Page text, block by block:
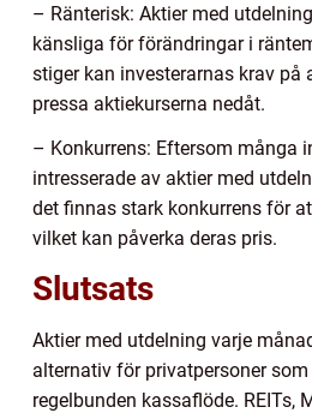
– Ränterisk: Aktier med
känsliga för förändringar i
stiger kan investerarnas krav på
pressa aktiekurserna nedåt.
– Konkurrens: Eftersom många
intresserade av aktier med
det finnas stark konkurrens för
vilket kan påverka deras pris.
Slutsats
Aktier med utdelning varje
alternativ för privatpersoner
regelbunden kassaflöde. REITs,